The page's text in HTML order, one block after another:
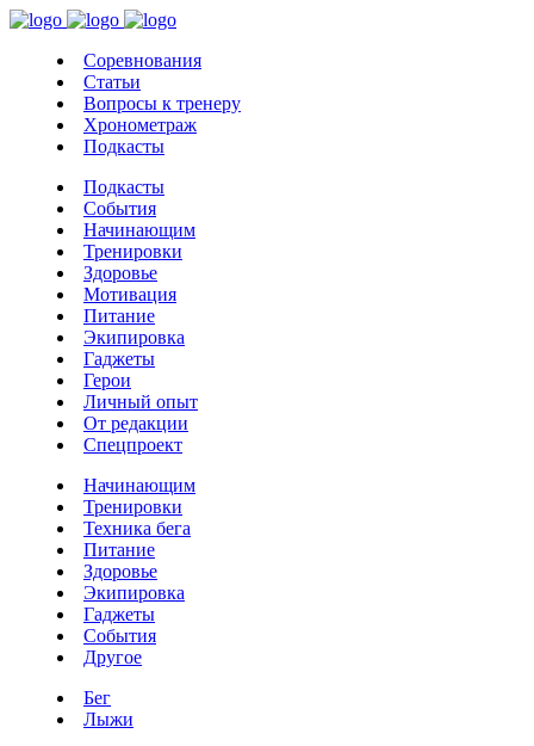
Соревнования
Статьи
Вопросы к тренеру
Хронометраж
Подкасты
Подкасты
События
Начинающим
Тренировки
Здоровье
Мотивация
Питание
Экипировка
Гаджеты
Герои
Личный опыт
От редакции
Спецпроект
Начинающим
Тренировки
Техника бега
Питание
Здоровье
Экипировка
Гаджеты
События
Другое
Бег
Лыжи